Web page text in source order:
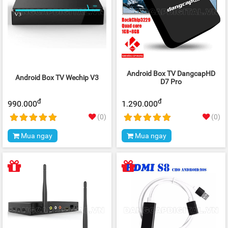
Android Box TV Wechip V3
990.000đ
(0)
Mua ngay
Android Box TV DangcapHD
D7 Pro
1.290.000đ
(0)
Mua ngay